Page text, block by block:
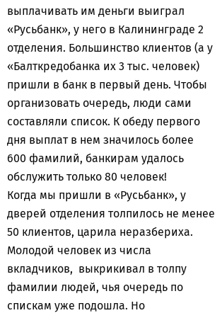
выплачивать им деньги выиграл
«Русьбанк», у него в Калининграде 2
отделения. Большинство клиентов (а у
«Балткредобанка их 3 тыс. человек)
пришли в банк в первый день. Чтобы
организовать очередь, люди сами
составляли список. К обеду первого
дня выплат в нем значилось более
600 фамилий, банкирам удалось
обслужить только 80 человек!
Когда мы пришли в «Русьбанк», у
дверей отделения толпилось не менее
50 клиентов, царила неразбериха.
Молодой человек из числа
вкладчиков, выкрикивал в толпу
фамилии людей, чья очередь по
спискам уже подошла. Но